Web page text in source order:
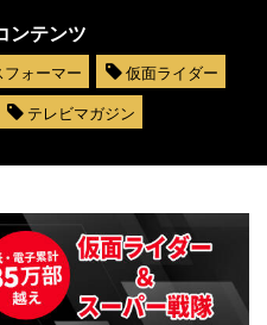
ンテンツ
フォーマー
仮面ライダー
テレビマガジン